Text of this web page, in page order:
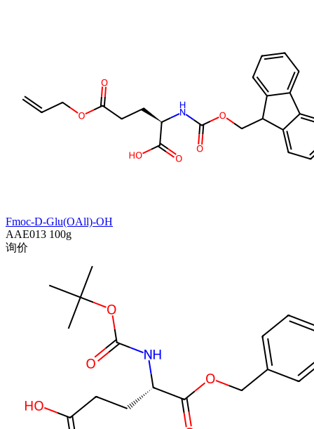
Fmoc-D-Glu(OAll)-OH
AAE013 100g
询价